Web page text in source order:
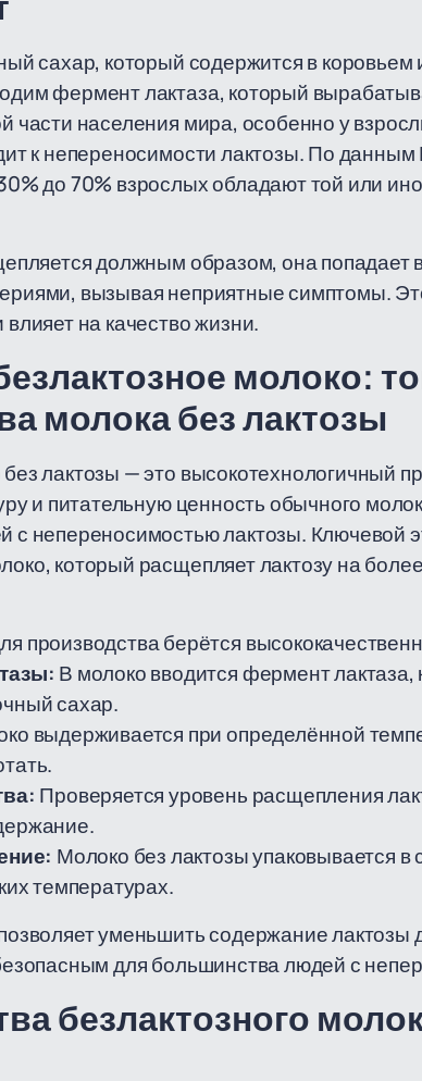
сахар, который содержится в коровьем
фермент лактаза, который
части населения мира, особенно у
к непереносимости лактозы. По
до 70% взрослых обладают той или
должным образом, она попадает
вызывая неприятные симптомы.
на качество жизни.
молоко:
молока без лактозы
лактозы — это высокотехнологичный
и питательную ценность обычного
с непереносимостью лактозы. Ключевой
который расщепляет лактозу на
производства берётся
В молоко вводится фермент лактаза,
сахар.
выдерживается при определённой
Проверяется уровень расщепления
Молоко без лактозы упаковывается в
температурах.
уменьшить содержание лактозы
для большинства людей с
безлактозного